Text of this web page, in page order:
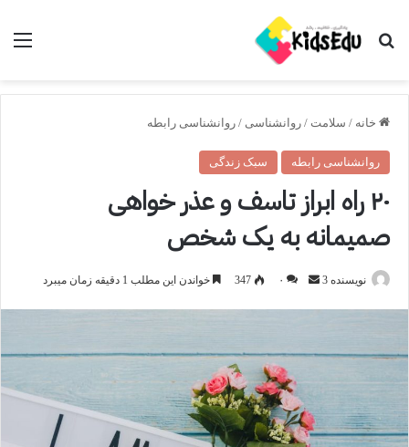
جستجو برای
خانه / سلامت / روانشناسی / روانشناسی رابطه
روانشناسی رابطه سبک زندگی
۲۰ راه ابراز تاسف و عذر خواهی
صمیمانه به یک شخص
نویسنده 3
ارسال
۰ 347 خواندن این مطلب 1 دقیقه زمان میبرد